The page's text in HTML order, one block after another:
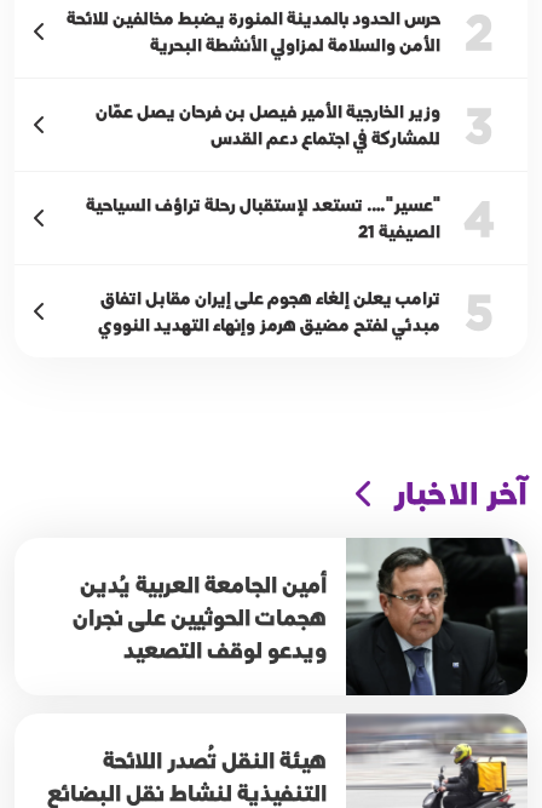
2
حرس الحدود بالمدينة المنورة يضبط مخالفين للائحة
الأمن والسلامة لمزاولي الأنشطة البحرية
3
وزير الخارجية الأمير فيصل بن فرحان يصل عمّان
للمشاركة في اجتماع دعم القدس
4
"عسير"…. تستعد لإستقبال رحلة تراؤف السياحية
الصيفية 21
5
ترامب يعلن إلغاء هجوم على إيران مقابل اتفاق
مبدئي لفتح مضيق هرمز وإنهاء التهديد النووي
آخر الاخبار
أمين الجامعة العربية يُدين
هجمات الحوثيين على نجران
ويدعو لوقف التصعيد
هيئة النقل تُصدر اللائحة
التنفيذية لنشاط نقل البضائع